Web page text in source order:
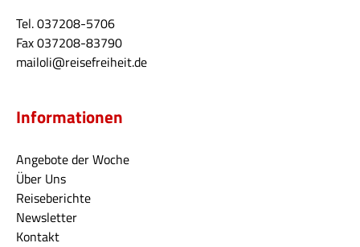
Tel. 037208-5706
Fax 037208-83790
mailoli@reisefreiheit.de
Informationen
Angebote der Woche
Über Uns
Reiseberichte
Newsletter
Kontakt